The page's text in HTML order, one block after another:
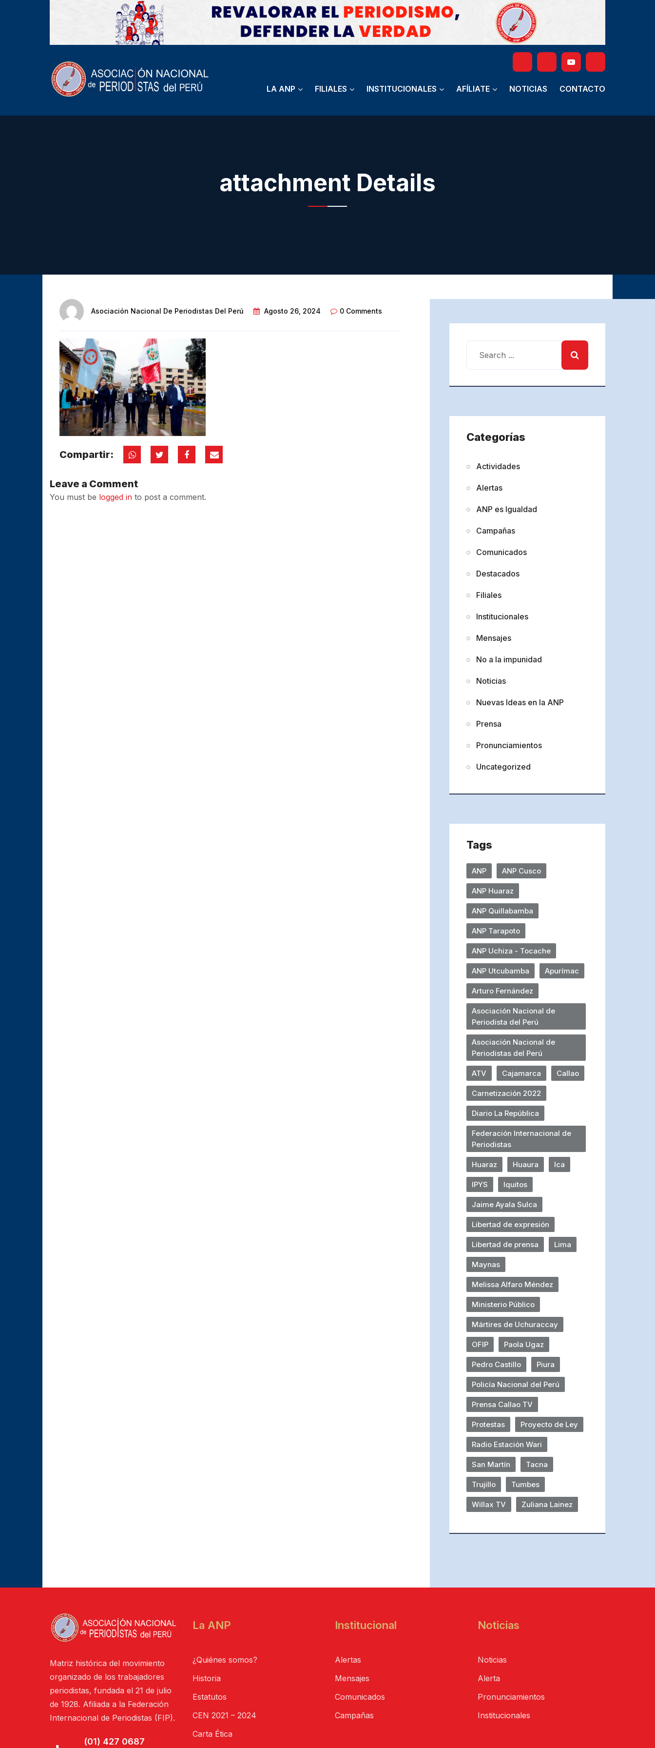
LA ANP FILIALES INSTITUCIONALES AFÍLIATE NOTICIAS CONTACTO
attachment Details
Asociación Nacional De Periodistas Del Perú Agosto 26, 2024 0 Comments
Compartir:
Leave a Comment
You must be logged in to post a comment.
Categorías
Actividades
Alertas
ANP es Igualdad
Campañas
Comunicados
Destacados
Filiales
Institucionales
Mensajes
No a la impunidad
Noticias
Nuevas Ideas en la ANP
Prensa
Pronunciamientos
Uncategorized
Tags
ANP ANP Cusco
ANP Huaraz
ANP Quillabamba
ANP Tarapoto
ANP Uchiza - Tocache
ANP Utcubamba Apurímac
Arturo Fernández
Asociación Nacional de
Periodista del Perú
Asociación Nacional de
Periodistas del Perú
ATV Cajamarca Callao
Carnetización 2022
Diario La República
Federación Internacional de
Periodistas
Huaraz Huaura Ica
IPYS Iquitos
Jaime Ayala Sulca
Libertad de expresión
Libertad de prensa Lima
Maynas
Melissa Alfaro Méndez
Ministerio Público
Mártires de Uchuraccay
OFIP Paola Ugaz
Pedro Castillo Piura
Policía Nacional del Perú
Prensa Callao TV
Protestas Proyecto de Ley
Radio Estación Wari
San Martín Tacna
Trujillo Tumbes
Willax TV Zuliana Lainez
Matriz histórica del movimiento
organizado de los trabajadores
periodistas, fundada el 21 de julio
de 1928. Afiliada a la Federación
Internacional de Periodistas (FIP).
(01) 427 0687
La ANP
¿Quiénes somos?
Historia
Estatutos
CEN 2021 – 2024
Carta Ética
Institucional
Alertas
Mensajes
Comunicados
Campañas
Noticias
Noticias
Alerta
Pronunciamientos
Institucionales